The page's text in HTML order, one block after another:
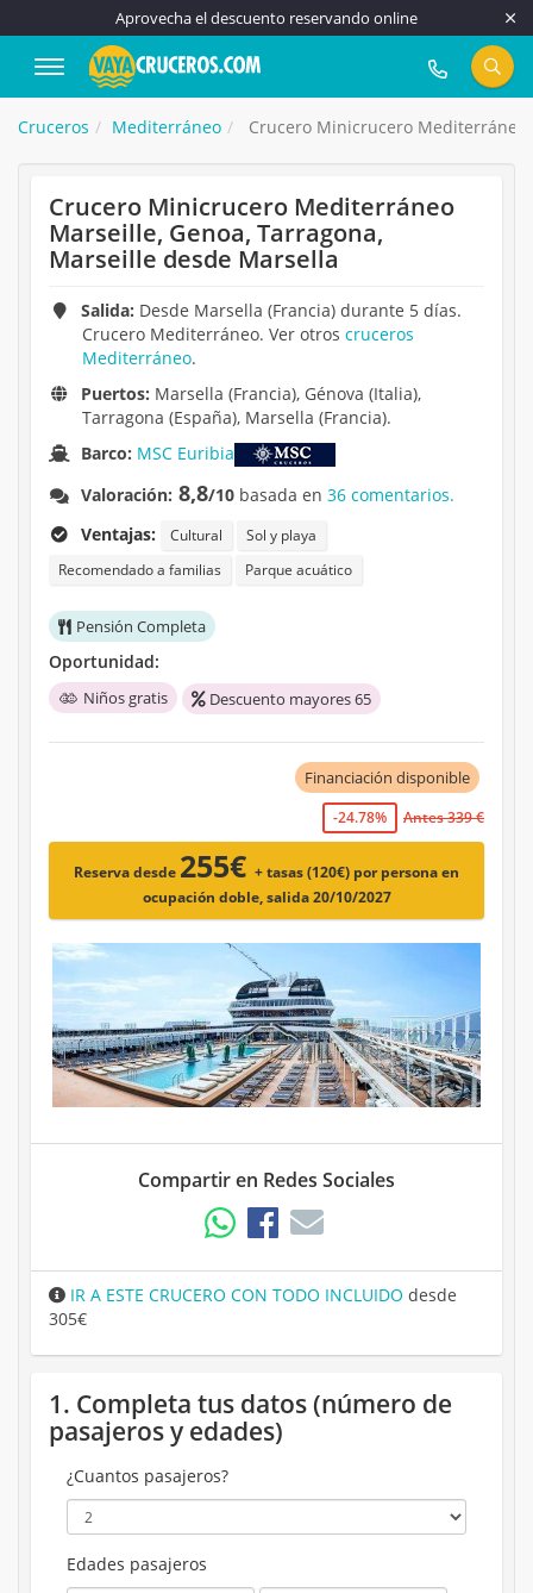
Aprovecha el descuento reservando online
917 815 555
Cruceros Mediterráneo Crucero Minicrucero Mediterráneo
Crucero Minicrucero Mediterráneo
Marseille, Genoa, Tarragona,
Marseille desde Marsella
Salida: Desde Marsella (Francia) durante 5 días.
Crucero Mediterráneo. Ver otros cruceros
Mediterráneo.
Puertos: Marsella (Francia), Génova (Italia),
Tarragona (España), Marsella (Francia).
Barco: MSC Euribia
Valoración: 8,8/10 basada en36 comentarios.
Ventajas:
Cultural
Sol y playa
Recomendado a familias
Parque acuático
Pensión Completa
Oportunidad:
Niños gratis Descuento mayores 65
Financiación disponible
-24.78% Antes 339 €
Reserva desde 255€ + tasas (120€) por persona en
ocupación doble, salida 20/10/2027
Compartir en Redes Sociales
IR A ESTE CRUCERO CON TODO INCLUIDO desde
305€
1. Completa tus datos (número de
pasajeros y edades)
¿Cuantos pasajeros?
Edades pasajeros